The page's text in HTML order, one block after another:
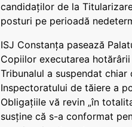
candidaților de la
posturi pe perioadă
ISJ Constanța pasează
Copiilor executarea
Tribunalul a suspendat chiar
Inspectoratului de tăiere a
Obligațiile vă revin „în
susține că s-a conformat